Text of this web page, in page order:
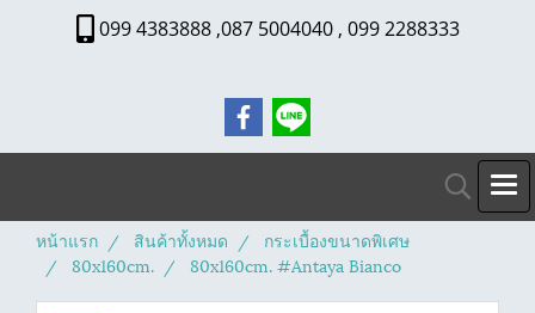
099 4383888 ,087 5004040 , 099 2288333
หน้าแรก สินค้าทั้งหมด
กระเบื้องขนาดพิเศษ
80x160cm.
80x160cm. #Antaya Bianco